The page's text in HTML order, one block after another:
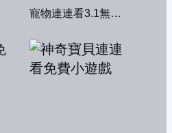
寵物連連看3.1無敵版